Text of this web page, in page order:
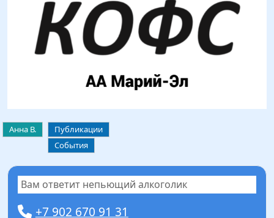
Анна В.
Публикации
События
Вам ответит непьющий алкоголик
+7 902 670 91 31